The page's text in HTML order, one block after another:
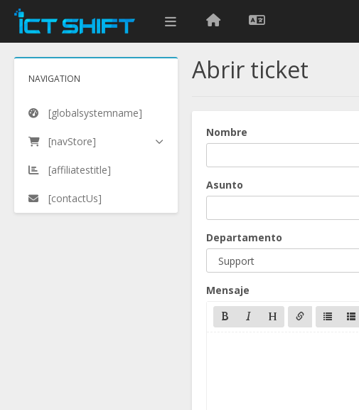
NAVIGATION
[globalsystemname]
[navStore]
[affiliatestitle]
[contactUs]
Abrir ticket
Nombre
Asunto
Departamento
Mensaje